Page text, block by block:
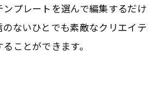
プレートを選んで編集するだけ
ないひとでも素敵なクリエイテ
ことができます。